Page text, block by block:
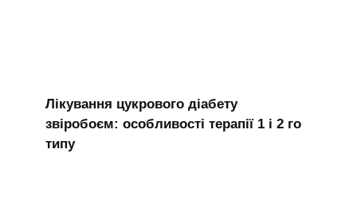
Лікування цукрового діабету
звіробоєм: особливості терапії 1 і 2 го
типу